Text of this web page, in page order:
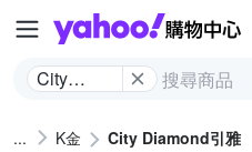
City
引雅
K金 City Diamond引雅